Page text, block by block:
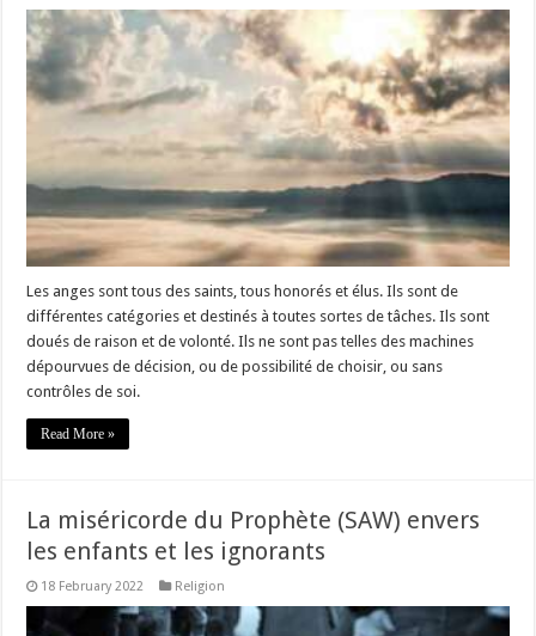
Les anges sont tous des saints, tous honorés et élus. Ils sont de
différentes catégories et destinés à toutes sortes de tâches. Ils sont
doués de raison et de volonté. Ils ne sont pas telles des machines
dépourvues de décision, ou de possibilité de choisir, ou sans
contrôles de soi.
Read More »
La miséricorde du Prophète (SAW) envers
les enfants et les ignorants
18 February 2022 Religion